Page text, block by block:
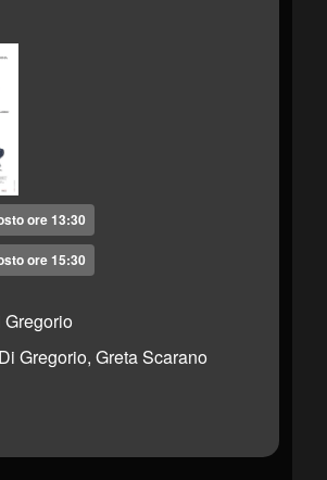
ore 13:30
ore 15:30
Gregorio, Greta Scarano